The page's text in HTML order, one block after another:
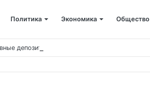
Политика Экономика Общество
депозиты обогнали вклады населения